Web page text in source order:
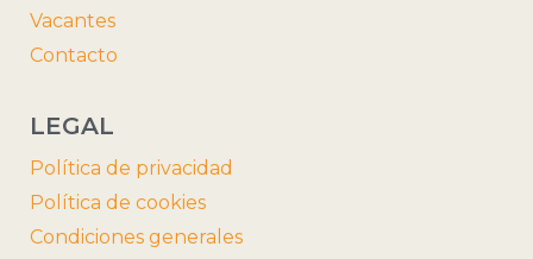
Vacantes
Contacto
LEGAL
Política de privacidad
Política de cookies
Condiciones generales